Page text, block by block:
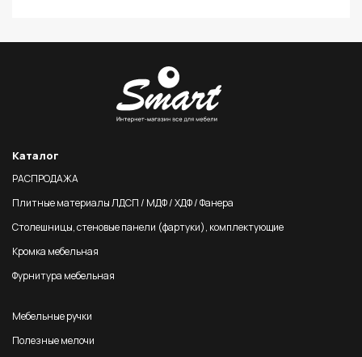
Каталог
РАСПРОДАЖА
Плитные материалы ЛДСП / МДФ / ХДФ / Фанера
Столешницы, стеновые панели (фартуки), комплектующие
Кромка мебельная
Фурнитура мебельная
Мебельные ручки
Полезные мелочи